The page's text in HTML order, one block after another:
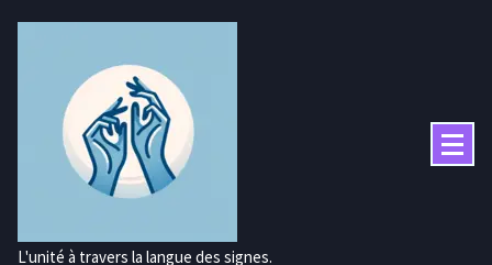
L'unité à travers la langue des signes.